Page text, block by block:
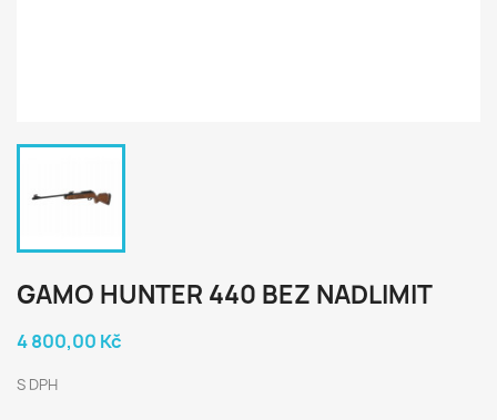
GAMO HUNTER 440 BEZ NADLIMIT
4 800,00 Kč
S DPH